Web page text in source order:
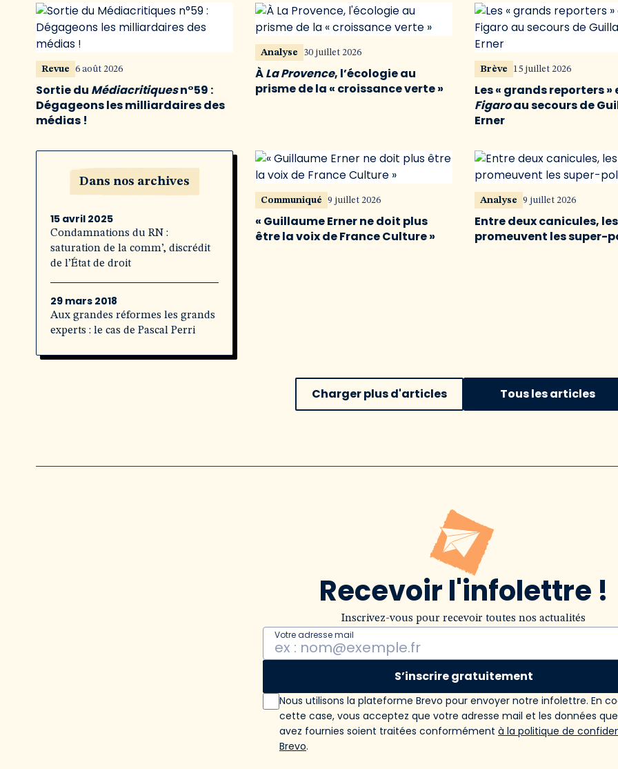
Revue 6 août 2026
Sortie du Médiacritiquesn°59 :
Dégageons les milliardaires des
médias !
Analyse 30 juillet 2026
ÀLa Provence, l’écologie au
prisme de la « croissance verte »
Brève 15 juillet 2026
Les « grands reporters »
Figaroau secours de
Erner
Dans nos archives
15 avril 2025
Condamnations du RN :
saturation de la comm’, discrédit
de l’État de droit
29 mars 2018
Aux grandes réformes les grands
experts : le cas de Pascal Perri
Communiqué 9 juillet 2026
« Guillaume Erner ne doit plus
être la voix de France Culture »
Analyse 9 juillet 2026
Entre deux canicules,
promeuvent les super-
Charger plus d'articles Tous les articles
Recevoir l'infolettre !
Inscrivez-vous pour recevoir toutes nos actualités
Votre adresse mail
S’inscrire gratuitement
Nous utilisons la plateforme Brevo pour envoyer notre infolettre. En
cette case, vous acceptez que votre adresse mail et les données
avez fournies soient traitées conformément à la politique de
Brevo.